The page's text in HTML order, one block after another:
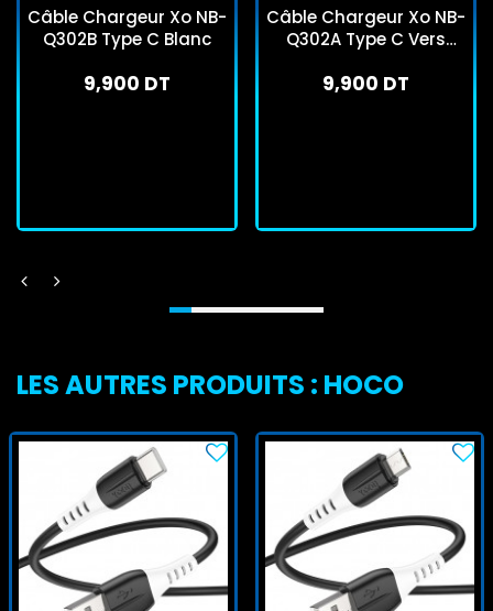
Câble Chargeur Xo NB-
Q302B Type C Blanc
9,900 DT
Câble Chargeur Xo NB-
Q302A Type C Vers
9,900 DT
LES AUTRES PRODUITS : HOCO